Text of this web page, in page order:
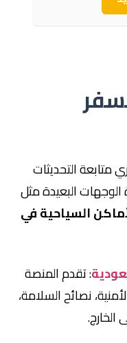
متابعة التحديثات
الوجهات البعيدة مثل
السياحية في
: تقدم المنصة
نصائح السلامة،
الخارج.